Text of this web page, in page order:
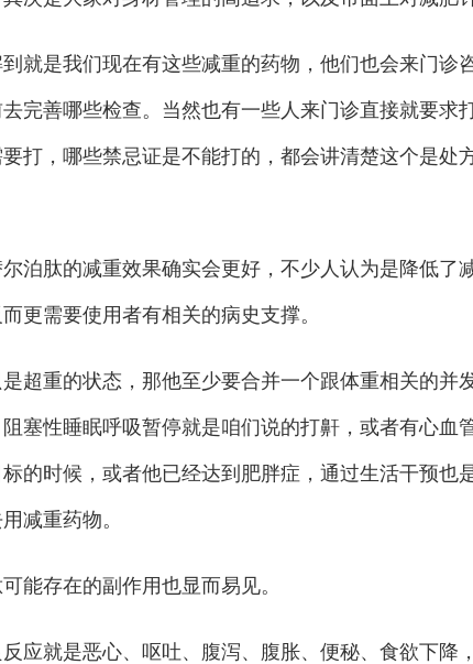
是我们现在有这些减重的药物，他们也会来门诊
完善哪些检查。当然也有一些人来门诊直接就要求
打，哪些禁忌证是不能打的，都会讲清楚这个是处
肽的减重效果确实会更好，不少人认为是降低了
更需要使用者有相关的病史支撑。
重的状态，那他至少要合并一个跟体重相关的并
塞性睡眠呼吸暂停就是咱们说的打鼾，或者有心血
的时候，或者他已经达到肥胖症，通过生活干预也
减重药物。
存在的副作用也显而易见。
就是恶心、呕吐、腹泻、腹胀、便秘、食欲下降